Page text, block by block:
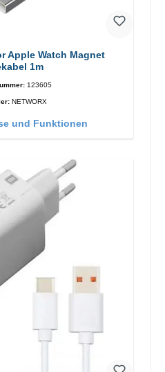
Apple Watch Magnet
1m
123605
NETWORX
und Funktionen